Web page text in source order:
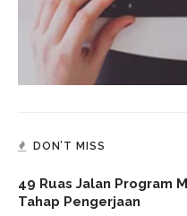
DON’T MISS
49 Ruas Jalan Program
Tahap Pengerjaan